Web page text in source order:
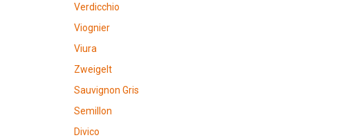
Verdicchio
Viognier
Viura
Zweigelt
Sauvignon Gris
Semillon
Divico